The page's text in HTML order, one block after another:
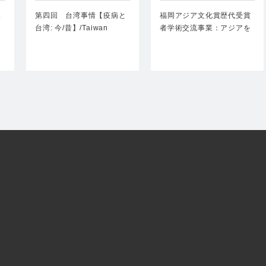
台湾: 今/昔】/Tai…
第四回 台湾事情【疫病と
台湾: 今/昔】/Taiwan
者学術交流事業：アジア
を…
福岡アジア文化賞歴代受賞
者学術交流事業：アジアを